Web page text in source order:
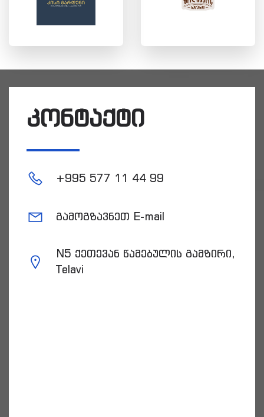
კონტაქტი
+995 577 11 44 99
გამოგზავნეთ E-mail
N5 ქეთევან წამებულის გამზირი,
Telavi